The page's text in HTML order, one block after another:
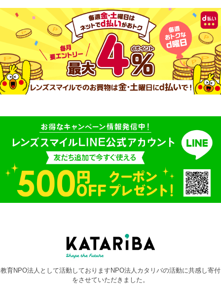
教育NPO法人として活動しておりますNPO法人カタリバの活動に共感し寄付
をさせていただきました。